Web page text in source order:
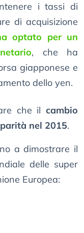
i tassi di
di acquisizione
optato per un
, che ha
giapponese e
dello yen.
che il cambio
nel 2015.
a dimostrare il
delle super
Europea: